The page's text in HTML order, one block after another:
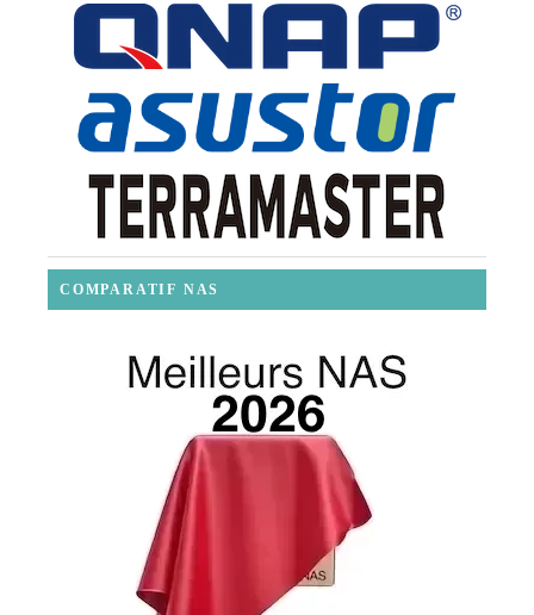
COMPARATIF NAS